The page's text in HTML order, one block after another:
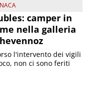
camper in
nella galleria
l'intervento dei vigili
non ci sono feriti